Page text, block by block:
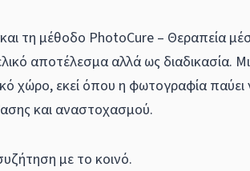
τη μέθοδο PhotoCure – Θεραπεία
αποτέλεσμα αλλά ως διαδικασία.
χώρο, εκεί όπου η φωτογραφία παύει
και αναστοχασμού.
με το κοινό.